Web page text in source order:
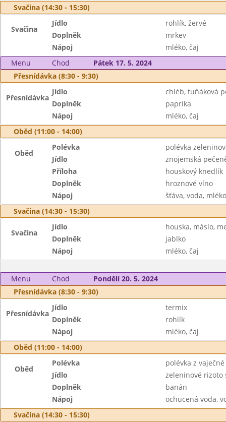
Svačina (14:30 - 15:30)
Svačina
Jídlo
rohlík, žervé
Doplněk
mrkev
Nápoj
mléko, čaj
Menu
Chod
Pátek 17. 5. 2024
Přesnídávka (8:30 - 9:30)
Přesnídávka
Jídlo
chléb, tuňáková
Doplněk
paprika
Nápoj
mléko, čaj
Oběd (11:00 - 14:00)
Oběd
Polévka
polévka
Jídlo
znojemská
Příloha
houskový knedlík
Doplněk
hroznové víno
Nápoj
šťáva, voda, mléko
Svačina (14:30 - 15:30)
Svačina
Jídlo
houska, máslo,
Doplněk
jablko
Nápoj
mléko, čaj
Menu Chod
Pondělí 20. 5. 2024
Přesnídávka (8:30 - 9:30)
Přesnídávka
Jídlo
termix
Doplněk
rohlík
Nápoj
mléko, čaj
Oběd (11:00 - 14:00)
Oběd
Polévka
polévka z
Jídlo
zeleninové rizoto
Doplněk
banán
Nápoj
ochucená voda,
Svačina (14:30 - 15:30)